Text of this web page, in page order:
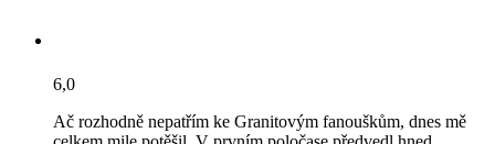
6,0
Ač rozhodně nepatřím ke Granitovým fanouškům, dnes mě